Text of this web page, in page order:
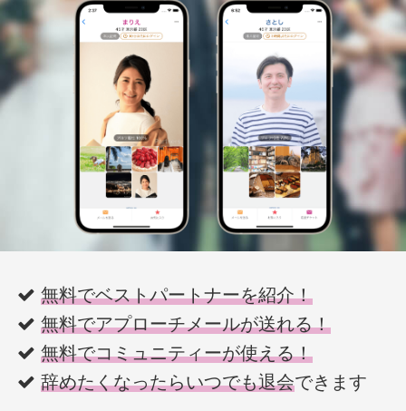
無料でベストパートナーを紹介！
無料でアプローチメールが送れる！
無料でコミュニティーが使える！
辞めたくなったらいつでも退会できます